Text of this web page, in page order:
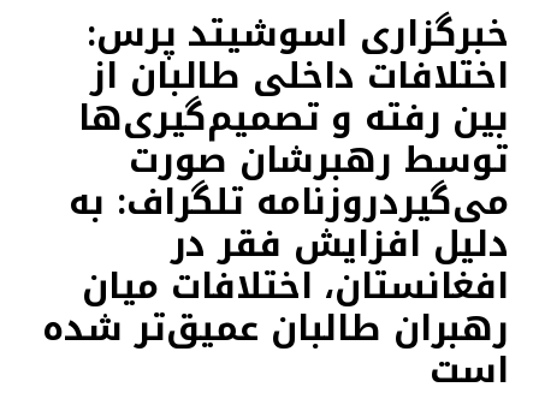
خبرگزاری اسوشیتد پرس:
اختلافات داخلی طالبان از
بین رفته و تصمیم‌گیری‌ها
توسط رهبرشان صورت
می‌گیردروزنامه تلگراف: به
دلیل افزایش فقر در
افغانستان، اختلافات میان
رهبران طالبان عمیق‌تر شده
است